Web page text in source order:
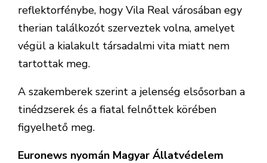
reflektorfénybe, hogy Vila Real városában egy
therian találkozót szerveztek volna, amelyet
végül a kialakult társadalmi vita miatt nem
tartottak meg.
A szakemberek szerint a jelenség elsősorban a
tinédzserek és a fiatal felnőttek körében
figyelhető meg.
Euronews nyomán Magyar Állatvédelem